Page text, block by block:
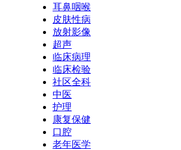
耳鼻咽喉
皮肤性病
放射影像
超声
临床病理
临床检验
社区全科
中医
护理
康复保健
口腔
老年医学